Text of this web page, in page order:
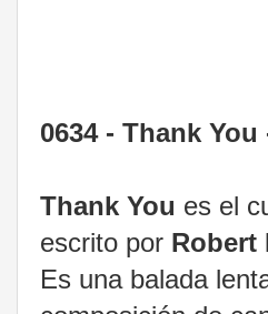
0634 - Thank
Thank You es el
escrito por Robert
Es una balada